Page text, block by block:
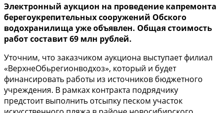
Электронный аукцион на проведение капремонта
берегоукрепительных сооружений Обского
водохранилища уже объявлен. Общая стоимость
работ составит 69 млн рублей.
Уточним, что заказчиком аукциона выступает филиал
«ВерхнеОбьрегионводхоз», который и будет
финансировать работы из источников бюджетного
учреждения. В рамках контракта подрядчику
предстоит выполнить отсыпку песком участок